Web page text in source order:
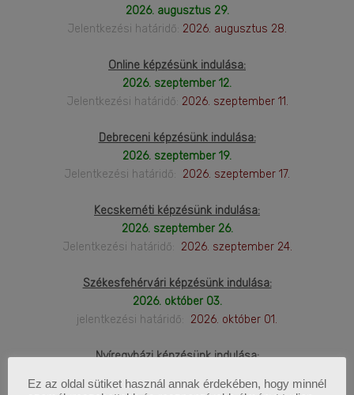
2026. augusztus 29.
Jelentkezési határidő: 2026. augusztus 28.
Online képzésünk indulása:
2026. szeptember 12.
Jelentkezési határidő: 2026. szeptember 11.
Debreceni képzésünk indulása:
2026. szeptember 19.
Jelentkezési határidő: 2026. szeptember 17.
Kecskeméti képzésünk indulása:
2026. szeptember 26.
Jelentkezési határidő: 2026. szeptember 24.
Székesfehérvári képzésünk indulása:
2026. október 03.
jelentkezési határidő: 2026. október 01.
Nyíregyházi képzésünk indulása:
Jelentkezési határidő:2026. október 08.
Ez az oldal sütiket használ annak érdekében, hogy minnél